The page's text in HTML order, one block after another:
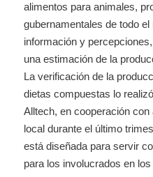
alimentos para animales,
gubernamentales de todo
información y
una estimación de la
La verificación de la
dietas compuestas lo
Alltech, en cooperación
local durante el último
está diseñada para servir
para los involucrados en